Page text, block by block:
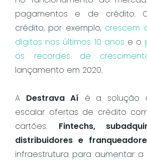
pagamentos e de crédito.
crédito, por exemplo, crescem
dígitos nos últimos 10 anos e o
os recordes de
lançamento em 2020.
A Destrava Aí é a solução
escalar ofertas de crédito
cartões. Fintechs,
distribuidores e
infraestrutura para aumentar